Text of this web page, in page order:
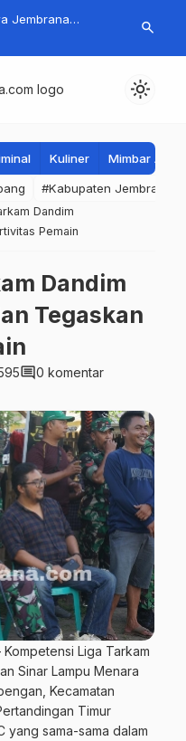
Jembrana
Penambahan di
Fantastis!
Jembrana
search
light_mode
Kuliner Mimbar
#Kabupaten Jembrana
Dandim
Pemain
Dandim
Tegaskan
comment0 komentar
Liga Tarkam
Sinar Lampu Menara
Kecamatan
Timur
yang sama-sama dalam